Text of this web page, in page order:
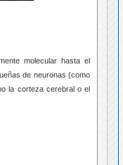
molecular hasta el
de neuronas (como
la corteza cerebral o el